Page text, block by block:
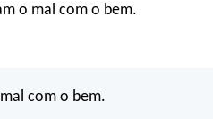
o mal com o bem.
com o bem.